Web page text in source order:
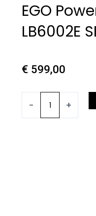
EGO
LB6002E
€ 599,00
- +